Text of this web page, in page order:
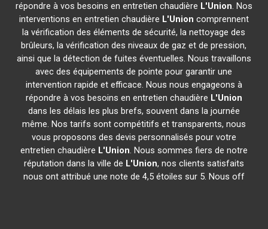
répondre à vos besoins en entretien chaudière L'Union. Nos
interventions en entretien chaudière L'Union comprennent
la vérification des éléments de sécurité, la nettoyage des
brûleurs, la vérification des niveaux de gaz et de pression,
ainsi que la détection de fuites éventuelles. Nous travaillons
avec des équipements de pointe pour garantir une
intervention rapide et efficace. Nous nous engageons à
répondre à vos besoins en entretien chaudière L'Union
dans les délais les plus brefs, souvent dans la journée
même. Nos tarifs sont compétitifs et transparents, nous
vous proposons des devis personnalisés pour votre
entretien chaudière L'Union. Nous sommes fiers de notre
réputation dans la ville de L'Union, nos clients satisfaits
nous ont attribué une note de 4,5 étoiles sur 5. Nous off